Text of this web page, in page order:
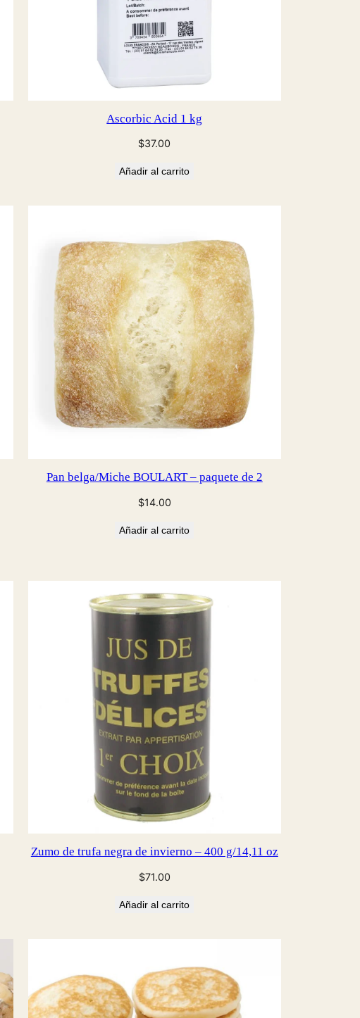
Ascorbic Acid 1 kg
$37.00
Añadir al carrito
Pan belga/Miche BOULART – paquete de 2
$14.00
Añadir al carrito
Zumo de trufa negra de invierno – 400 g/14,11 oz
$71.00
Añadir al carrito